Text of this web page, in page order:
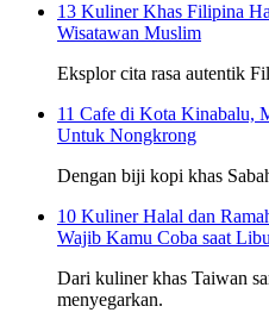
13 Kuliner Khas Filipina
Wisatawan Muslim
Eksplor cita rasa autentik
11 Cafe di Kota Kinabalu,
Untuk Nongkrong
Dengan biji kopi khas
10 Kuliner Halal dan
Wajib Kamu Coba saat
Dari kuliner khas Taiwan
menyegarkan.